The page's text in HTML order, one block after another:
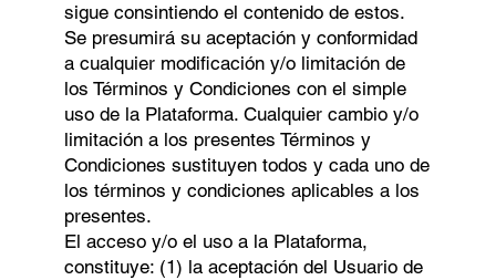
sigue consintiendo el contenido de estos.
Se presumirá su aceptación y conformidad
a cualquier modiﬁcación y/o limitación de
los Términos y Condiciones con el simple
uso de la Plataforma. Cualquier cambio y/o
limitación a los presentes Términos y
Condiciones sustituyen todos y cada uno de
los términos y condiciones aplicables a los
presentes.
El acceso y/o el uso a la Plataforma,
constituye: (1) la aceptación del Usuario de